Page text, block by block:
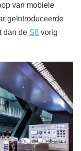
van mobiele
geïntroduceerde
dan de S8 vorig